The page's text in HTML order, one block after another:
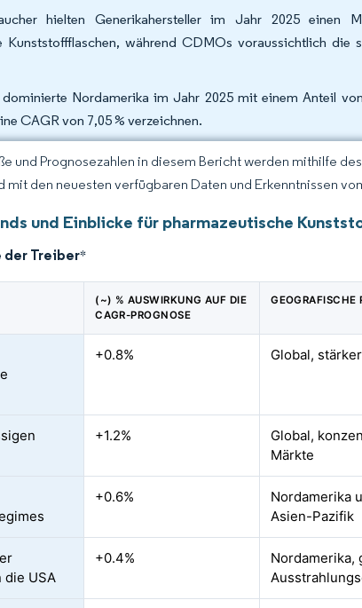
hielten Generikahersteller im Jahr 2025
Kunststoffflaschen, während CDMOs voraussichtlich die
Nordamerika im Jahr 2025 mit einem Anteil
CAGR von 7,05 % verzeichnen.
und Prognosezahlen in diesem Bericht werden mithilfe
mit den neuesten verfügbaren Daten und Erkenntnissen
und Einblicke für pharmazeutische
der Treiber*
(~) % AUSWIRKUNG AUF DIE
CAGR-PROGNOSE
GEOGRAFISCHE
+0.8% Global,
+1.2%
Global,
Märkte
+0.6%
Nordamerika
Asien-Pazifik
die USA
+0.4%
Nordamerika,